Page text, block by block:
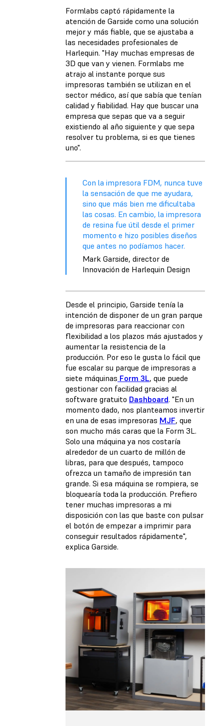
Formlabs captó rápidamente la
atención de Garside como una solución
mejor y más fiable, que se ajustaba a
las necesidades profesionales de
Harlequin. "Hay muchas empresas de
3D que van y vienen. Formlabs me
atrajo al instante porque sus
impresoras también se utilizan en el
sector médico, así que sabía que tenían
calidad y fiabilidad. Hay que buscar una
empresa que sepas que va a seguir
existiendo al año siguiente y que sepa
resolver tu problema, si es que tienes
uno".
Con la impresora FDM, nunca tuve
la sensación de que me ayudara,
sino que más bien me dificultaba
las cosas. En cambio, la impresora
de resina fue útil desde el primer
momento e hizo posibles diseños
que antes no podíamos hacer.
Mark Garside, director de
Innovación de Harlequin Design
Desde el principio, Garside tenía la
intención de disponer de un gran parque
de impresoras para reaccionar con
flexibilidad a los plazos más ajustados y
aumentar la resistencia de la
producción. Por eso le gusta lo fácil que
fue escalar su parque de impresoras a
siete máquinas Form 3L, que puede
gestionar con facilidad gracias al
software gratuito Dashboard. "En un
momento dado, nos planteamos invertir
en una de esas impresoras MJF, que
son mucho más caras que la Form 3L.
Solo una máquina ya nos costaría
alrededor de un cuarto de millón de
libras, para que después, tampoco
ofrezca un tamaño de impresión tan
grande. Si esa máquina se rompiera, se
bloquearía toda la producción. Prefiero
tener muchas impresoras a mi
disposición con las que baste con pulsar
el botón de empezar a imprimir para
conseguir resultados rápidamente",
explica Garside.